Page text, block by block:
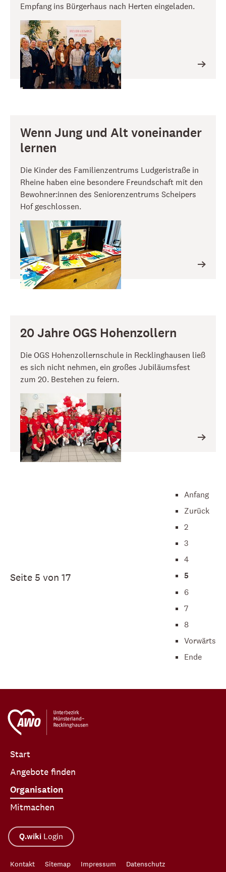
Empfang ins Bürgerhaus nach Herten eingeladen.
Wenn Jung und Alt voneinander
lernen
Die Kinder des Familienzentrums Ludgeristraße in
Rheine haben eine besondere Freundschaft mit den
Bewohner:innen des Seniorenzentrums Scheipers
Hof geschlossen.
20 Jahre OGS Hohenzollern
Die OGS Hohenzollernschule in Recklinghausen ließ
es sich nicht nehmen, ein großes Jubiläumsfest
zum 20. Bestehen zu feiern.
Seite 5 von 17
Anfang
Zurück
2
3
4
5
6
7
8
Vorwärts
Ende
Start
Angebote finden
Organisation
Mitmachen
Q.wiki Login
Kontakt Sitemap Impressum Datenschutz